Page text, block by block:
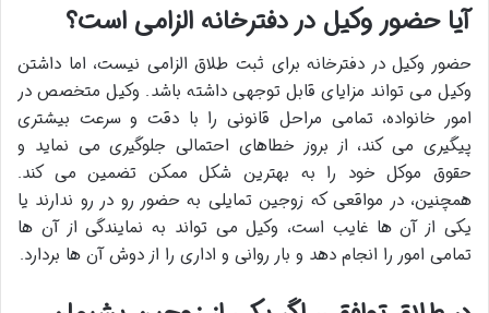
آیا حضور وکیل در دفترخانه الزامی است؟
حضور وکیل در دفترخانه برای ثبت طلاق الزامی نیست، اما داشتن
وکیل می تواند مزایای قابل توجهی داشته باشد. وکیل متخصص در
امور خانواده، تمامی مراحل قانونی را با دقت و سرعت بیشتری
پیگیری می کند، از بروز خطاهای احتمالی جلوگیری می نماید و
حقوق موکل خود را به بهترین شکل ممکن تضمین می کند.
همچنین، در مواقعی که زوجین تمایلی به حضور رو در رو ندارند یا
یکی از آن ها غایب است، وکیل می تواند به نمایندگی از آن ها
تمامی امور را انجام دهد و بار روانی و اداری را از دوش آن ها بردارد.